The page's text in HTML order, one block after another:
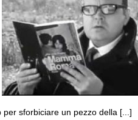
sforbiciare un pezzo della [...]